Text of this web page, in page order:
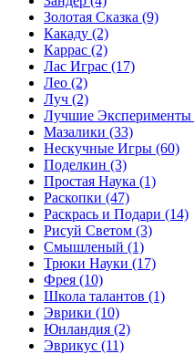
Золотая Сказка (9)
Какаду (2)
Каррас (2)
Лас Играс (17)
Лео (2)
Луч (2)
Лучшие Эксперименты
Мазалики (33)
Нескучные Игры (60)
Поделкин (3)
Простая Наука (1)
Раскопки (47)
Раскрась и Подари (14)
Рисуй Светом (3)
Смышленый (1)
Трюки Науки (17)
Фрея (10)
Школа талантов (1)
Эврики (10)
Юнландия (2)
Эврикус (11)